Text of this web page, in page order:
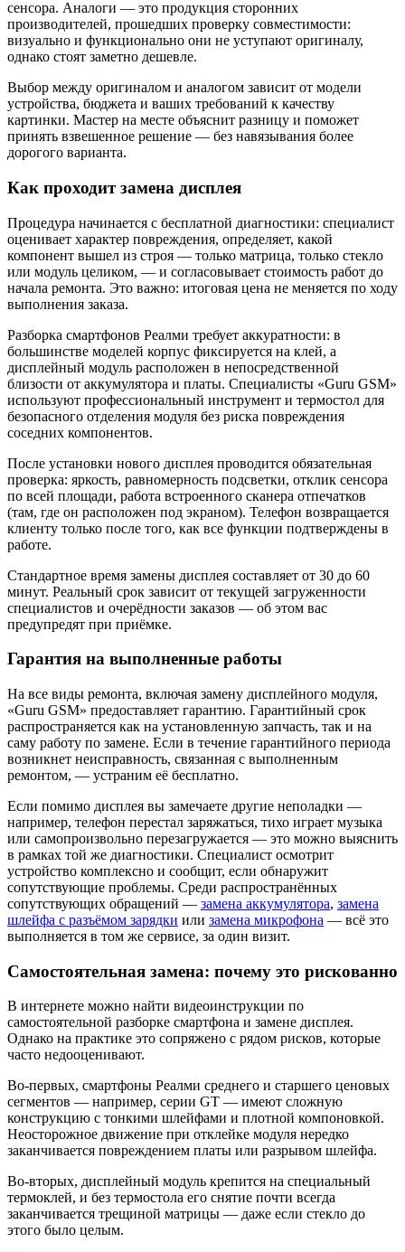
сенсора. Аналоги — это продукция сторонних
производителей, прошедших проверку совместимости:
визуально и функционально они не уступают оригиналу,
однако стоят заметно дешевле.
Выбор между оригиналом и аналогом зависит от модели
устройства, бюджета и ваших требований к качеству
картинки. Мастер на месте объяснит разницу и поможет
принять взвешенное решение — без навязывания более
дорогого варианта.
Как проходит замена дисплея
Процедура начинается с бесплатной диагностики: специалист
оценивает характер повреждения, определяет, какой
компонент вышел из строя — только матрица, только стекло
или модуль целиком, — и согласовывает стоимость работ до
начала ремонта. Это важно: итоговая цена не меняется по ходу
выполнения заказа.
Разборка смартфонов Реалми требует аккуратности: в
большинстве моделей корпус фиксируется на клей, а
дисплейный модуль расположен в непосредственной
близости от аккумулятора и платы. Специалисты «Guru GSM»
используют профессиональный инструмент и термостол для
безопасного отделения модуля без риска повреждения
соседних компонентов.
После установки нового дисплея проводится обязательная
проверка: яркость, равномерность подсветки, отклик сенсора
по всей площади, работа встроенного сканера отпечатков
(там, где он расположен под экраном). Телефон возвращается
клиенту только после того, как все функции подтверждены в
работе.
Стандартное время замены дисплея составляет от 30 до 60
минут. Реальный срок зависит от текущей загруженности
специалистов и очерёдности заказов — об этом вас
предупредят при приёмке.
Гарантия на выполненные работы
На все виды ремонта, включая замену дисплейного модуля,
«Guru GSM» предоставляет гарантию. Гарантийный срок
распространяется как на установленную запчасть, так и на
саму работу по замене. Если в течение гарантийного периода
возникнет неисправность, связанная с выполненным
ремонтом, — устраним её бесплатно.
Если помимо дисплея вы замечаете другие неполадки —
например, телефон перестал заряжаться, тихо играет музыка
или самопроизвольно перезагружается — это можно выяснить
в рамках той же диагностики. Специалист осмотрит
устройство комплексно и сообщит, если обнаружит
сопутствующие проблемы. Среди распространённых
сопутствующих обращений — замена аккумулятора, замена
шлейфа с разъёмом зарядки или замена микрофона — всё это
выполняется в том же сервисе, за один визит.
Самостоятельная замена: почему это рискованно
В интернете можно найти видеоинструкции по
самостоятельной разборке смартфона и замене дисплея.
Однако на практике это сопряжено с рядом рисков, которые
часто недооценивают.
Во-первых, смартфоны Реалми среднего и старшего ценовых
сегментов — например, серии GT — имеют сложную
конструкцию с тонкими шлейфами и плотной компоновкой.
Неосторожное движение при отклейке модуля нередко
заканчивается повреждением платы или разрывом шлейфа.
Во-вторых, дисплейный модуль крепится на специальный
термоклей, и без термостола его снятие почти всегда
заканчивается трещиной матрицы — даже если стекло до
этого было целым.